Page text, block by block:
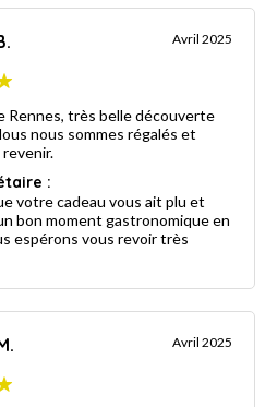
Avril 2025
Rennes, très belle découverte
nous sommes régalés et
:
votre cadeau vous ait plu et
bon moment gastronomique en
espérons vous revoir très
Avril 2025